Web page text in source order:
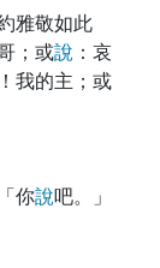
雅敬如此
；或說 ：哀
我的主；或
你說吧。」